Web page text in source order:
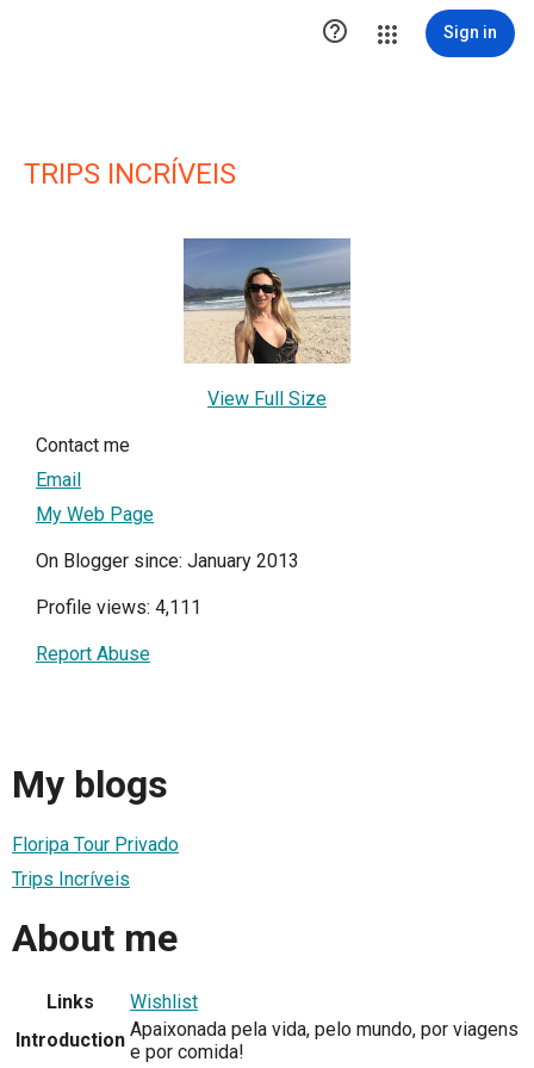
 Sign in
TRIPS INCRÍVEIS
View Full Size
Contact me
Email
My Web Page
On Blogger since: January 2013
Profile views: 4,111
Report Abuse
My blogs
Floripa Tour Privado
Trips Incríveis
About me
Links
Wishlist
Introduction Apaixonada pela vida, pelo mundo, por viagens
e por comida!